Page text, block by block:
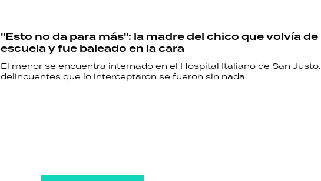
"Esto no da para más": la madre del chico que volvía de
escuela y fue baleado en la cara
El menor se encuentra internado en el Hospital Italiano de San
delincuentes que lo interceptaron se fueron sin nada.